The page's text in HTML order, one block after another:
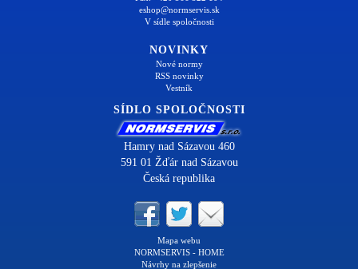
eshop@normservis.sk
V sídle spoločnosti
NOVINKY
Nové normy
RSS novinky
Vestník
SÍDLO SPOLOČNOSTI
Hamry nad Sázavou 460
591 01 Žďár nad Sázavou
Česká republika
Mapa webu
NORMSERVIS - HOME
Návrhy na zlepšenie